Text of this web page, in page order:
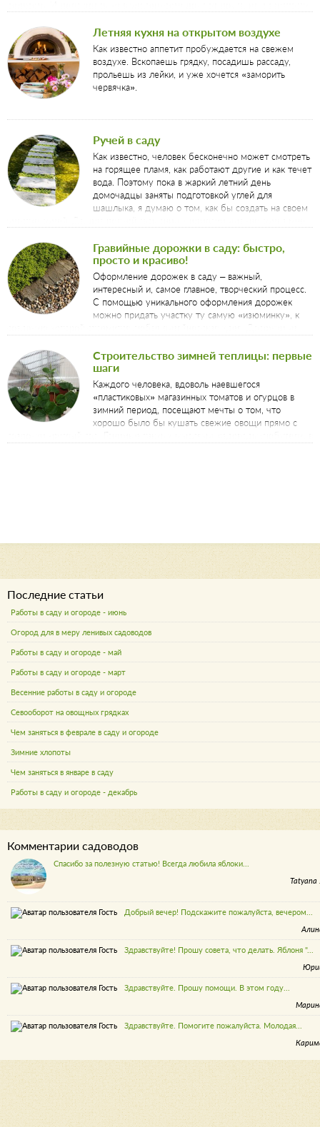
хотелось бы вернуться. Вернуться, чтобы ощутить тепло рук,
наговориться вволю, увидеть родные лица.
Летняя кухня на открытом воздухе
Как известно аппетит пробуждается на свежем
воздухе. Вскопаешь грядку, посадишь рассаду,
прольешь из лейки, и уже хочется «заморить
червячка».
Ручей в саду
Как известно, человек бесконечно может смотреть
на горящее пламя, как работают другие и как течет
вода. Поэтому пока в жаркий летний день
домочадцы заняты подготовкой углей для
шашлыка, я думаю о том, как бы создать на своем
Гравийные дорожки в саду: быстро,
просто и красиво!
Оформление дорожек в саду – важный,
интересный и, самое главное, творческий процесс.
С помощью уникального оформления дорожек
можно придать участку ту самую «изюминку», к
созданию которой стремится любая дизайнерская идея. Дорожки из
уникальной концепции садового участка.
Строительство зимней теплицы: первые
шаги
Каждого человека, вдоволь наевшегося
«пластиковых» магазинных томатов и огурцов в
зимний период, посещают мечты о том, что
хорошо было бы кушать свежие овощи прямо с
грядочки круглый год. Гонимые такими мыслями, садоводы-любители, в
Последние статьи
Работы в саду и огороде - июнь
Огород для в меру ленивых садоводов
Работы в саду и огороде - май
Работы в саду и огороде - март
Весенние работы в саду и огороде
Севооборот на овощных грядках
Чем заняться в феврале в саду и огороде
Зимние хлопоты
Чем заняться в январе в саду
Работы в саду и огороде - декабрь
Комментарии садоводов
Спасибо за полезную статью! Всегда любила яблоки...
Tatyana
Добрый вечер! Подскажите пожалуйста, вечером...
Здравствуйте! Прошу совета, что делать. Яблоня "...
Здравствуйте. Прошу помощи. В этом году...
Здравствуйте. Помогите пожалуйста. Молодая...